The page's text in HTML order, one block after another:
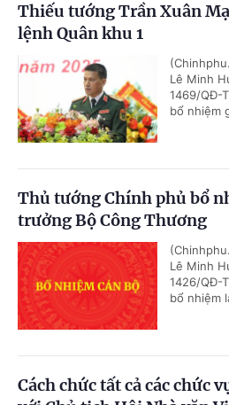
Thiếu tướng Trần Xuân
lệnh Quân khu 1
Lê Minh
1469/QĐ-
bổ nhiệm
Thủ tướng Chính phủ bổ
trưởng Bộ Công Thương
Lê Minh
1426/QĐ-
bổ nhiệm
Cách chức tất cả các chức